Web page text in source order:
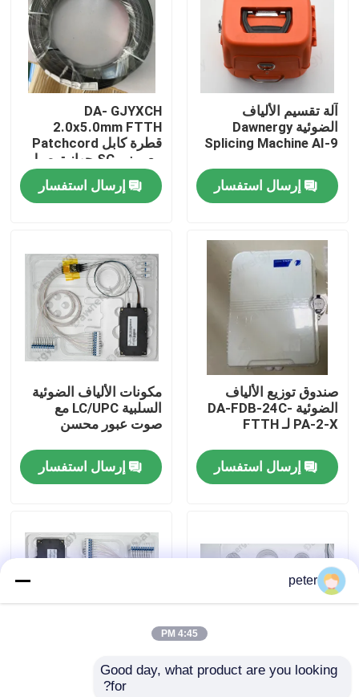
منتجات
أشرطة فيديو
معلومات عنا
جولة في المعمل
مراقبة الجودة
أخبار
آلة تقسيم الألياف
الضوئية Dawnergy
Splicing Machine AI-9
إرسال استفسار
DA- GJYXCH
2.0x5.0mm FTTH
قطرة كابل Patchcord
مع ميني SC جهاز توصيل
مضاد للماء والمتصل من
خلال الأنابيبإرسال استفسار
صندوق توزيع الألياف
الضوئية DA-FDB-24C-
PA-2-X لـ FTTH
إرسال استفسار
مكونات الألياف الضوئية
السلبية LC/UPC مع
صوت عبور محسن
إرسال استفسار
40CH G652D 0 ~
المكونات السلبية للألياف
peter
4:45 PM
Good day, what product are you looking
for?